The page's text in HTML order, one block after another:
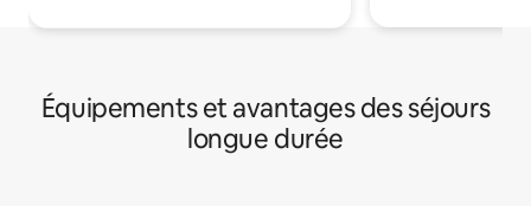
Équipements et avantages des séjours
longue durée